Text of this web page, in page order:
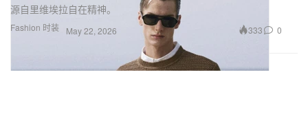
Fashion 时装
源自里维埃拉自在精神。
May 22, 2026 333 0